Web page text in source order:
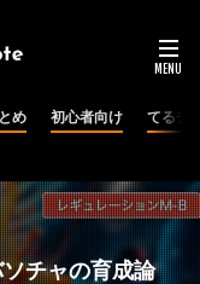
め 初心者向け てるチ
チャの育成論